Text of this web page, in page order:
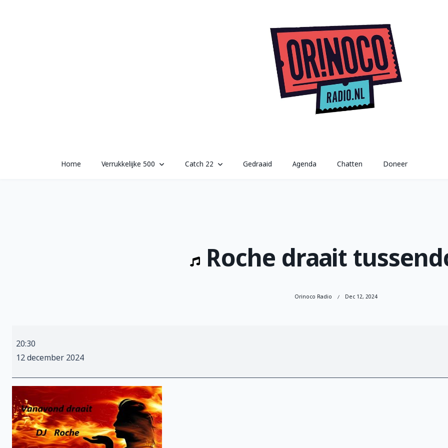
Home Verrukkelijke 500 Catch 22 Gedraaid Agenda Chatten Doneer
Roche draait
Orinoco Radio Dec 12, 2024
draait
tussendoor
20:30
12 december 2024